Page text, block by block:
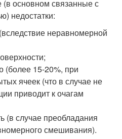
основном связанные с
недостатки:
неравномерной
(более 15-20%, при
ячеек (что в случае не
приводит к очагам
(в случае преобладания
смешивания).